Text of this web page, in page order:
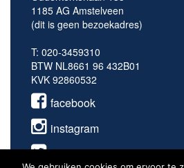
1185 AG Amstelveen
(dit is geen bezoekadres)
T: 020-3459310
BTW NL8661 96 432B01
KVK 92860532
facebook
instagram
twitter